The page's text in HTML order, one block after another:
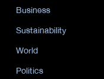
Business
Sustainability
World
Politics